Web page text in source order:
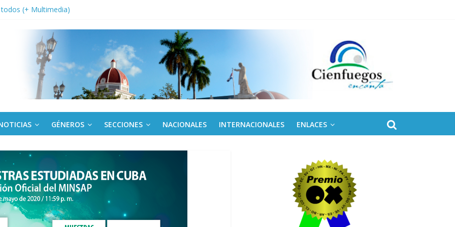
edición semanal en PDF del 7 de agosto
En imágenes la prensa cubana rinde tributo al Comandante (+ Fotos)
brigada chilena viaja a Cuba con donativos por el centenario de Fidel
cien años, cien escuelas
GÉNEROS SECCIONES NACIONALES INTERNACIONALES ENLACES